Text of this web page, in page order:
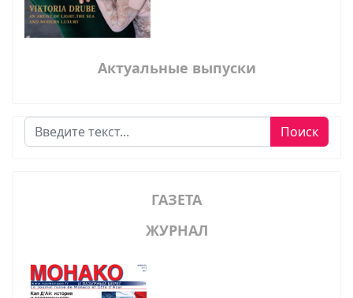
Актуальные выпуски
Поиск Поиск
ГАЗЕТА
ЖУРНАЛ